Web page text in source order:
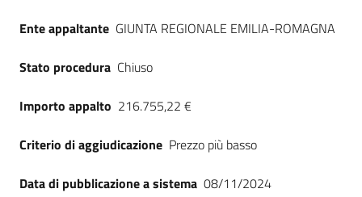
Ente appaltante GIUNTA REGIONALE EMILIA-ROMAGNA
Stato procedura Chiuso
Importo appalto 216.755,22 €
Criterio di aggiudicazione Prezzo più basso
Data di pubblicazione a sistema 08/11/2024